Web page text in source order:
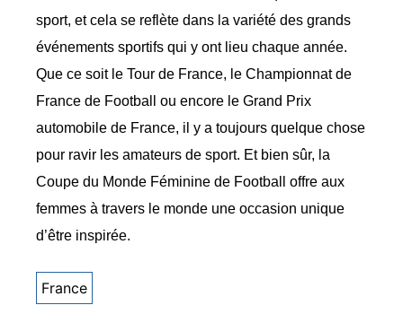
sport, et cela se reflète dans la variété des grands
événements sportifs qui y ont lieu chaque année.
Que ce soit le Tour de France, le Championnat de
France de Football ou encore le Grand Prix
automobile de France, il y a toujours quelque chose
pour ravir les amateurs de sport. Et bien sûr, la
Coupe du Monde Féminine de Football offre aux
femmes à travers le monde une occasion unique
d’être inspirée.
France